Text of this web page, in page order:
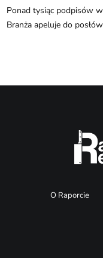
Ponad tysiąc podpisów
Branża apeluje do posłów
O Raporcie